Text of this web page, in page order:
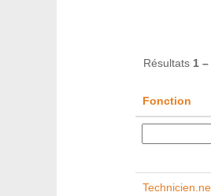
Résultats 1 –
Fonction